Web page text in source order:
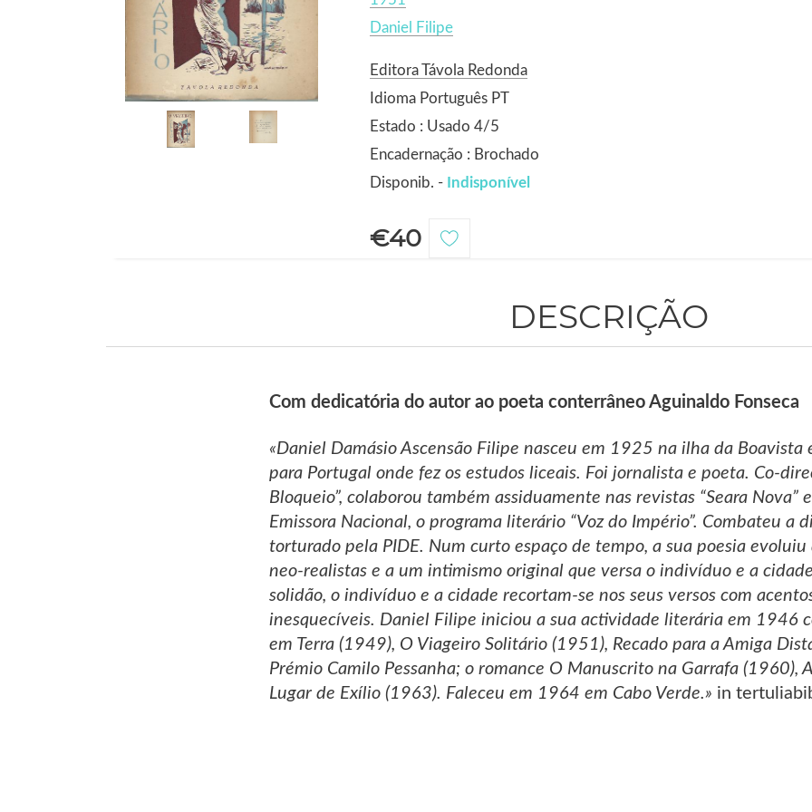
Daniel Filipe
Editora Távola Redonda
Idioma Português PT
Estado : Usado 4/5
Encadernação : Brochado
Disponib. - Indisponível
€40
DESCRIÇÃO
Com dedicatória do autor ao poeta conterrâneo Aguinaldo Fonseca
«Daniel Damásio Ascensão Filipe nasceu em 1925 na ilha da Boavista
para Portugal onde fez os estudos liceais. Foi jornalista e poeta. Co-
Bloqueio”, colaborou também assiduamente nas revistas “Seara Nova”
Emissora Nacional, o programa literário “Voz do Império”. Combateu a
torturado pela PIDE. Num curto espaço de tempo, a sua poesia
neo-realistas e a um intimismo original que versa o indivíduo e a
solidão, o indivíduo e a cidade recortam-se nos seus versos com
inesquecíveis. Daniel Filipe iniciou a sua actividade literária em 1946
em Terra (1949), O Viageiro Solitário (1951), Recado para a Amiga
Prémio Camilo Pessanha; o romance O Manuscrito na Garrafa (1960),
Lugar de Exílio (1963). Faleceu em 1964 em Cabo Verde.» in